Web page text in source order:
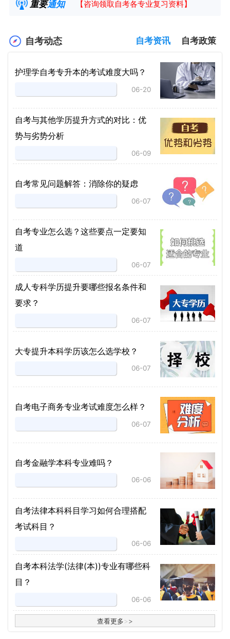
重要通知
【咨询领取自考各专业复习资料】
自考动态 自考资讯 自考政策
护理学自考专升本的考试难度大吗？
06-20
自考与其他学历提升方式的对比：优
势与劣势分析
06-09
自考常见问题解答：消除你的疑虑
06-07
自考专业怎么选？这些要点一定要知
道
06-07
成人专科学历提升要哪些报名条件和
要求？
06-07
大专提升本科学历该怎么选学校？
06-07
自考电子商务专业考试难度怎么样？
06-07
自考金融学本科专业难吗？
06-06
自考法律本科科目学习如何合理搭配
考试科目？
06-06
​自考本科法学(法律(本))专业有哪些科
目？
06-06
查看更多>>